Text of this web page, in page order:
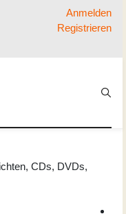
Anmelden
Registrieren
CDs, DVDs,